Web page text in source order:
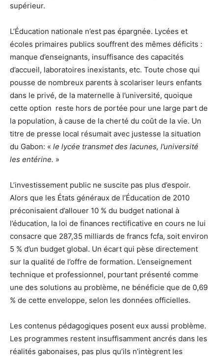
supérieur.
L’Éducation nationale n’est pas épargnée. Lycées et
écoles primaires publics souffrent des mêmes déficits :
manque d’enseignants, insuffisance des capacités
d’accueil, laboratoires inexistants, etc. Toute chose qui
pousse de nombreux parents à scolariser leurs enfants
dans le privé, de la maternelle à l’université, quoique
cette option reste hors de portée pour une large part de
la population, à cause de la cherté du coût de la vie. Un
titre de presse local résumait avec justesse la situation
du Gabon: « le lycée transmet des lacunes, l’université
les entérine. »
L’investissement public ne suscite pas plus d’espoir.
Alors que les États généraux de l’Éducation de 2010
préconisaient d’allouer 10 % du budget national à
l’éducation, la loi de finances rectificative en cours ne lui
consacre que 287,35 milliards de francs fcfa, soit environ
5 % d’un budget global. Un écart qui pèse directement
sur la qualité de l’offre de formation. L’enseignement
technique et professionnel, pourtant présenté comme
une des solutions au problème, ne bénéficie que de 0,69
% de cette enveloppe, selon les données officielles.
Les contenus pédagogiques posent eux aussi problème.
Les programmes restent insuffisamment ancrés dans les
réalités gabonaises, pas plus qu’ils n’intègrent les